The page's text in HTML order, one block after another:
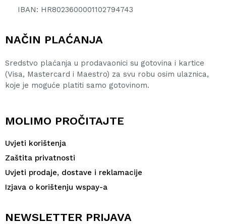
IBAN: HR8023600001102794743
NAČIN PLAĆANJA
Sredstvo plaćanja u prodavaonici su gotovina i kartice
(Visa, Mastercard i Maestro) za svu robu osim ulaznica,
koje je moguće platiti samo gotovinom.
MOLIMO PROČITAJTE
Uvjeti korištenja
Zaštita privatnosti
Uvjeti prodaje, dostave i reklamacije
Izjava o korištenju wspay-a
NEWSLETTER PRIJAVA